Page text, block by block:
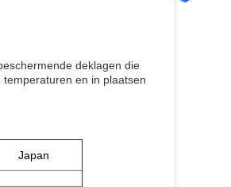
deklagen die
en in plaatsen
Japan